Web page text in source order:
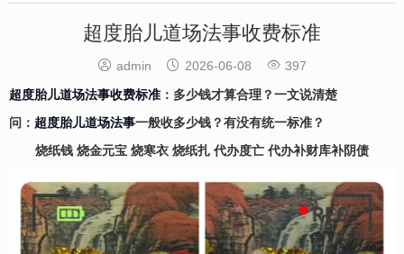
超度胎儿道场法事收费标准
 admin  2026-06-08  397
超度胎儿道场法事收费标准 ：多少钱才算合理？一文说清楚
问： 超度胎儿道场法事一般收多少钱？有没有统一标准？
烧纸钱 烧金元宝 烧寒衣 烧纸扎 代办度亡 代办补财库补阴债